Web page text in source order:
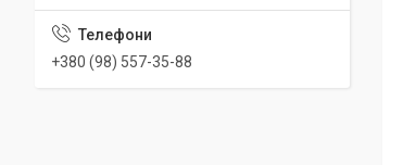
+380 (98) 557-35-88